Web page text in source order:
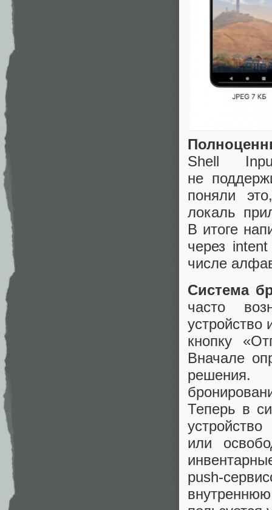
Shell
не
поняли
локаль
В итоге
через
числе
Система
часто
устройство
кнопку
Вначале
Теперь в
или